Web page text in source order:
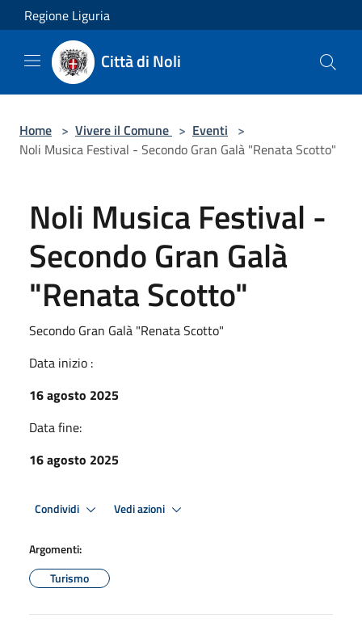
Salta al contenuto principale
Regione Liguria
Città di Noli
Home > Vivere il Comune > Eventi >
Noli Musica Festival - Secondo Gran Galà "Renata Scotto"
Noli Musica Festival -
Secondo Gran Galà
"Renata Scotto"
Secondo Gran Galà "Renata Scotto"
Data inizio :
16 agosto 2025
Data fine:
16 agosto 2025
Condividi Vedi azioni
Argomenti:
Turismo